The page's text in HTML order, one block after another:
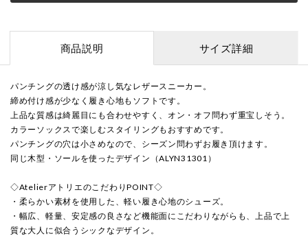
商品説明 サイズ詳細
パンチングの透け感が涼し気なレザースニーカー。
締め付け感が少なく履き心地もソフトです。
上品な質感は綺麗目にも合わせやすく、オン・オフ問わず重宝しそう。
カラーソックスで楽しむスタイリングもおすすめです。
パンチングの穴は小さめなので、シーズン問わずお履き頂けます。
同じ木型・ソールを使ったデザイン（ALYN31301）
◇AtelierアトリエのこだわりPOINT◇
・柔らかい素材を使用した、軽い履き心地のシューズ。
・幅広、軽量、安定感の良さなど機能面にこだわりながらも、上品で上
質な大人に似合うシックなデザイン。